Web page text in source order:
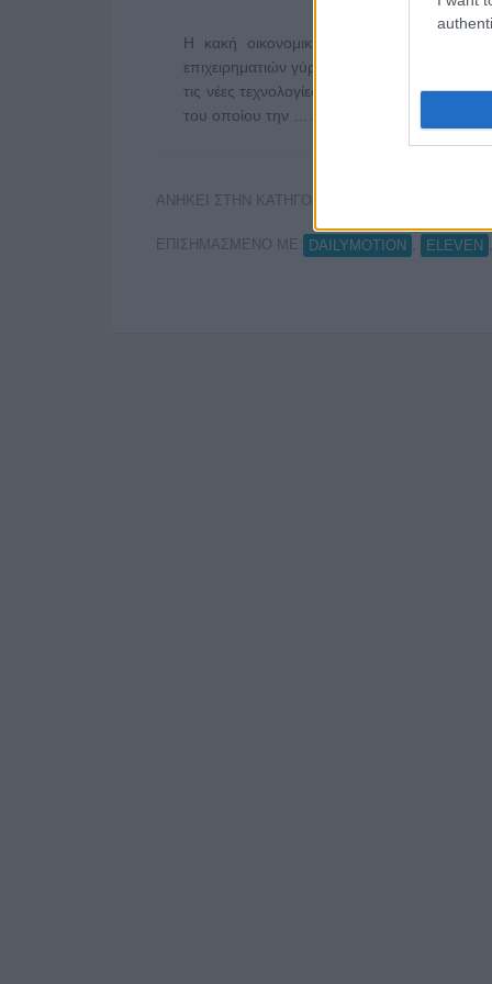
Η κακή οικονομική κατάσταση στην
επιχειρηματιών γύρω από τη μουσική
τις νέες τεχνολογίες φαίνεται να
του οποίου την … Διαβάστε Περισσότερα...
ΑΝΗΚΕΙ ΣΤΗΝ ΚΑΤΗΓΟΡΙΑ:
ΕΠΙΣΗΜΑΣΜΕΝΟ ΜΕ: DAILYMOTION ELEVEN